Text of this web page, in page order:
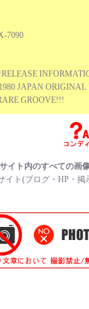
7090
1980 JAPAN ORIGINAL
GROOVE!!!
イト内のすべての画
イト(ブログ・HP・